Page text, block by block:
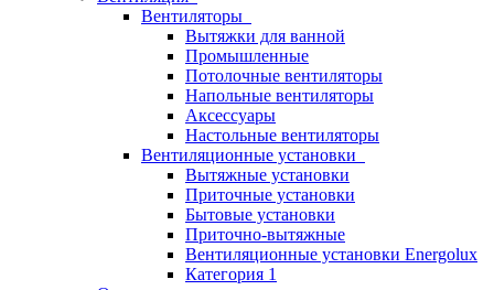
Вентиляторы
Вытяжки для ванной
Промышленные
Потолочные вентиляторы
Напольные вентиляторы
Аксессуары
Настольные вентиляторы
Вентиляционные установки
Вытяжные установки
Приточные установки
Бытовые установки
Приточно-вытяжные
Вентиляционные установки Energolux
Категория 1